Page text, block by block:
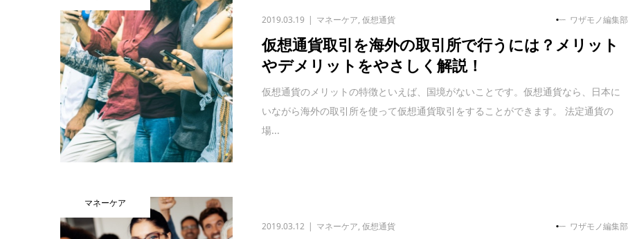
2019.03.19 マネーケア,仮想通貨 ワザモノ編集部
仮想通貨取引を海外の取引所で行うには？メリット
やデメリットをやさしく解説！
仮想通貨のメリットの特徴といえば、国境がないことです。仮想通貨なら、日本に
いながら海外の取引所を使って仮想通貨取引をすることができます。 法定通貨の
場...
マネーケア
2019.03.12 マネーケア,仮想通貨 ワザモノ編集部